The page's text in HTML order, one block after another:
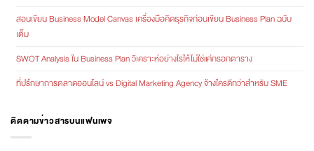
สอนเขียน Business Model Canvas เครื่องมือคิดธุรกิจก่อนเขียน Business Plan ฉบับ
เต็ม
SWOT Analysis ใน Business Plan วิเคราะห์อย่างไรให้ไม่ใช่แค่กรอกตาราง
ที่ปรึกษาการตลาดออนไลน์ vs Digital Marketing Agency จ้างใครดีกว่าสำหรับ SME
ติดตามข่าวสารบนแฟนเพจ